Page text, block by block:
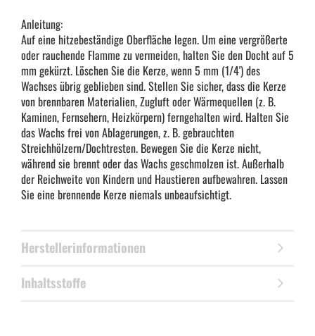
Anleitung:
Auf eine hitzebeständige Oberfläche legen. Um eine vergrößerte
oder rauchende Flamme zu vermeiden, halten Sie den Docht auf 5
mm gekürzt. Löschen Sie die Kerze, wenn 5 mm (1/4') des
Wachses übrig geblieben sind. Stellen Sie sicher, dass die Kerze
von brennbaren Materialien, Zugluft oder Wärmequellen (z. B.
Kaminen, Fernsehern, Heizkörpern) ferngehalten wird. Halten Sie
das Wachs frei von Ablagerungen, z. B. gebrauchten
Streichhölzern/Dochtresten. Bewegen Sie die Kerze nicht,
während sie brennt oder das Wachs geschmolzen ist. Außerhalb
der Reichweite von Kindern und Haustieren aufbewahren. Lassen
Sie eine brennende Kerze niemals unbeaufsichtigt.
Herstellerinformationen
Inhaltsstoffe